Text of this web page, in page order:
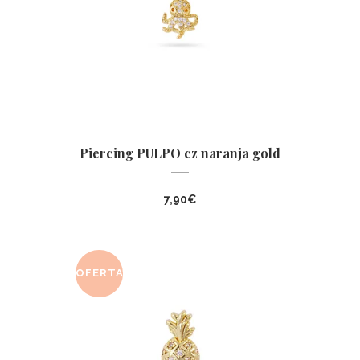
Piercing PULPO cz naranja gold
7,90€
OFERTA